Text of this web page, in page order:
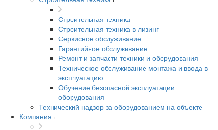
Строительная техника
Строительная техника в лизинг
Сервисное обслуживание
Гарантийное обслуживание
Ремонт и запчасти техники и оборудования
Техническое обслуживание монтажа и ввода в
эксплуатацию
Обучение безопасной эксплуатации
оборудования
Технический надзор за оборудованием на объекте
Компания